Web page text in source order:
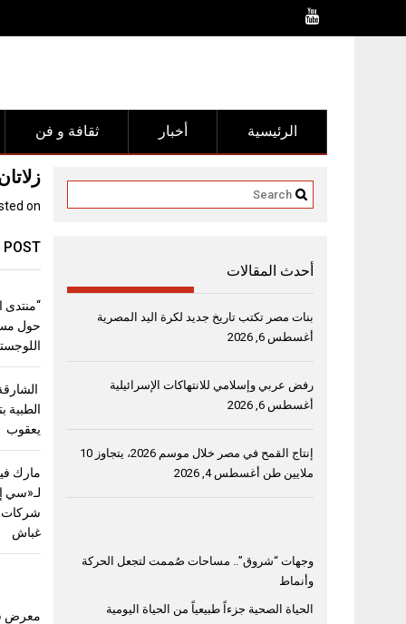
ثقافة و فن أخبار الرئيسية
on
POST
حول
الطبية
يعقوب
مارك
لـ«سي
شركات
غباش
معرض سوق
أحدث المقالات
بنات مصر تكتب تاريخ جديد لكرة اليد المصرية
أغسطس 6, 2026
رفض عربي وإسلامي للانتهاكات الإسرائيلية
أغسطس 6, 2026
إنتاج القمح في مصر خلال موسم 2026، يتجاوز 10
ملايين طن أغسطس 4, 2026
وجهات “شروق”.. مساحات صُممت لتجعل الحركة
وأنماط
الحياة الصحية جزءاً طبيعياً من الحياة اليومية